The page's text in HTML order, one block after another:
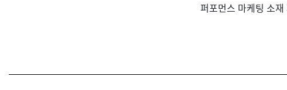
퍼포먼스 마케팅 소